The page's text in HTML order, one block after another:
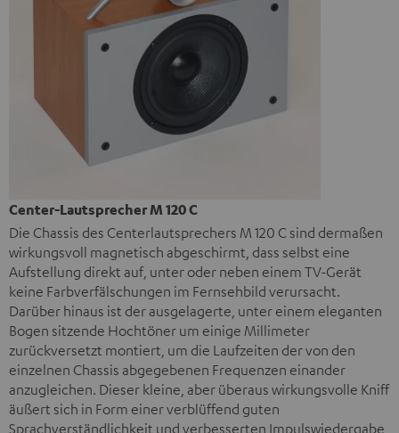
Center-Lautsprecher M 120 C
Die Chassis des Centerlautsprechers M 120 C sind dermaßen
wirkungsvoll magnetisch abgeschirmt, dass selbst eine
Aufstellung direkt auf, unter oder neben einem TV-Gerät
keine Farbverfälschungen im Fernsehbild verursacht.
Darüber hinaus ist der ausgelagerte, unter einem eleganten
Bogen sitzende Hochtöner um einige Millimeter
zurückversetzt montiert, um die Laufzeiten der von den
einzelnen Chassis abgegebenen Frequenzen einander
anzugleichen. Dieser kleine, aber überaus wirkungsvolle Kniff
äußert sich in Form einer verblüffend guten
Sprachverständlichkeit und verbesserten Impulswiedergabe,